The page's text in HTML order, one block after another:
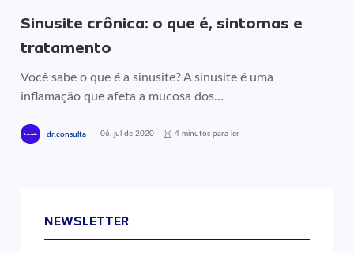
Sinusite crônica: o que é, sintomas e
tratamento
Você sabe o que é a sinusite? A sinusite é uma
inflamação que afeta a mucosa dos...
dr.consulta 06, jul de 2020 4 minutos para ler
NEWSLETTER